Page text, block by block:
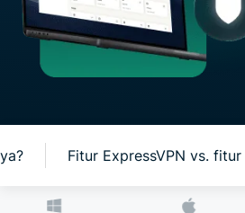
Fitur ExpressVPN vs.